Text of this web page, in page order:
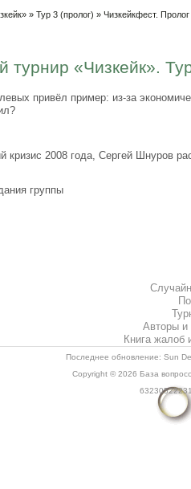
»Тур 3 (пролог) » Чизкейкфест.
«Чизкейк».
привёл пример: из-за
кризис 2008 года, Сергей Шнуров
группы
Авторы и
Книга жалоб
Последнее обновление: Sun
Copyright © 2026 База